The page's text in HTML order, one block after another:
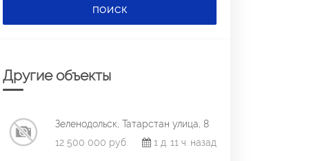
ПОИСК
Другие объекты
Зеленодольск, Татарстан улица, 8
12 500 000 руб.
1 д. 11 ч. назад